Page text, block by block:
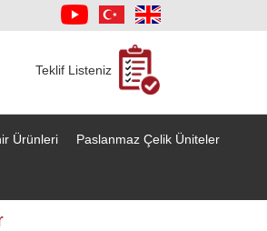
Teklif Listeniz
Ürünleri Paslanmaz Çelik Üniteler